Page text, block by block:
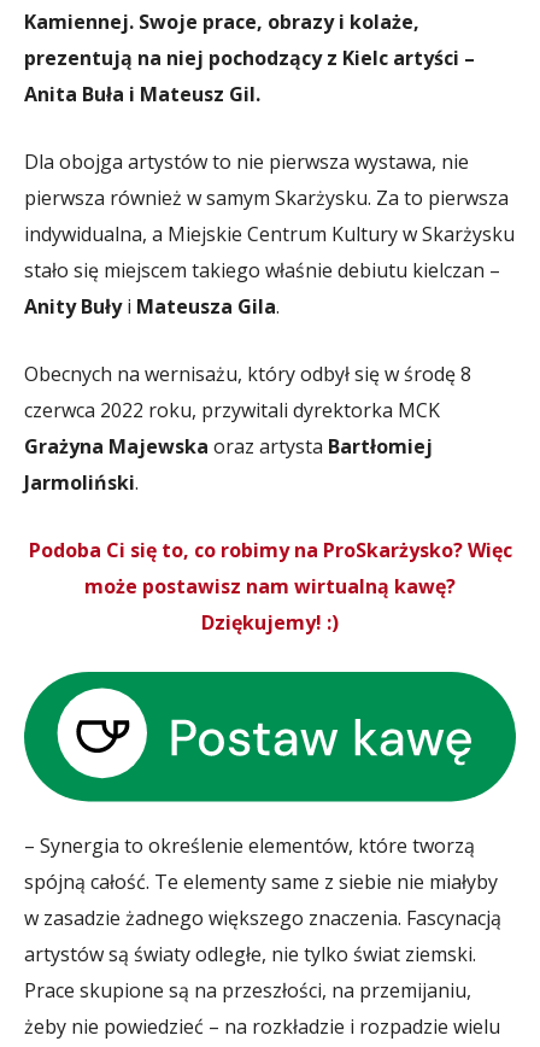
Kamiennej. Swoje prace, obrazy i kolaże,
prezentują na niej pochodzący z Kielc artyści –
Anita Buła i Mateusz Gil.
Dla obojga artystów to nie pierwsza wystawa, nie
pierwsza również w samym Skarżysku. Za to pierwsza
indywidualna, a Miejskie Centrum Kultury w Skarżysku
stało się miejscem takiego właśnie debiutu kielczan –
Anity Bułyi Mateusza Gila.
Obecnych na wernisażu, który odbył się w środę 8
czerwca 2022 roku, przywitali dyrektorka MCK
Grażyna Majewska oraz artysta Bartłomiej
Jarmoliński.
Podoba Ci się to, co robimy na ProSkarżysko? Więc
może postawisz nam wirtualną kawę?
Dziękujemy! :)
– Synergia to określenie elementów, które tworzą
spójną całość. Te elementy same z siebie nie miałyby
w zasadzie żadnego większego znaczenia. Fascynacją
artystów są światy odległe, nie tylko świat ziemski.
Prace skupione są na przeszłości, na przemijaniu,
żeby nie powiedzieć – na rozkładzie i rozpadzie wielu